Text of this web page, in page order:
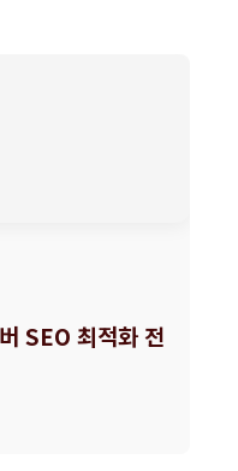
SEO 최적화 전